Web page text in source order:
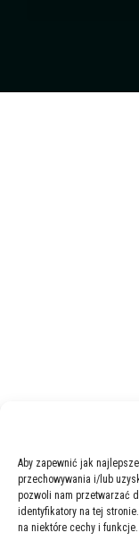
Aby zapewnić jak
przechowywania i/lub
pozwoli nam przetwarzać
identyfikatory na tej
na niektóre cechy i funkcje.